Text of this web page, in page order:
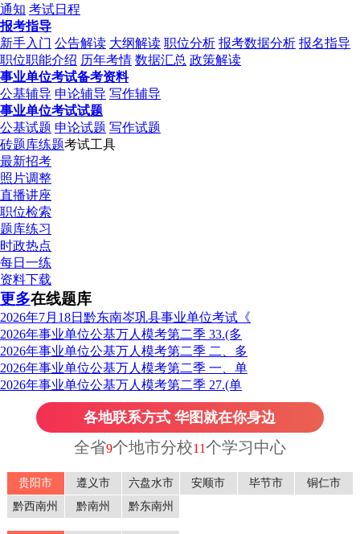
通知 考试日程
报考指导
新手入门 公告解读 大纲解读 职位分析 报考数据分析 报名指导
职位职能介绍 历年考情 数据汇总 政策解读
事业单位考试备考资料
公基辅导 申论辅导 写作辅导
事业单位考试试题
公基试题 申论试题 写作试题
砖题库练题考试工具
最新招考
照片调整
直播讲座
职位检索
题库练习
时政热点
每日一练
资料下载
更多在线题库
2026年7月18日黔东南岑巩县事业单位考试《
2026年事业单位公基万人模考第二季 33.(多
2026年事业单位公基万人模考第二季 二、多
2026年事业单位公基万人模考第二季 一、单
2026年事业单位公基万人模考第二季 27.(单